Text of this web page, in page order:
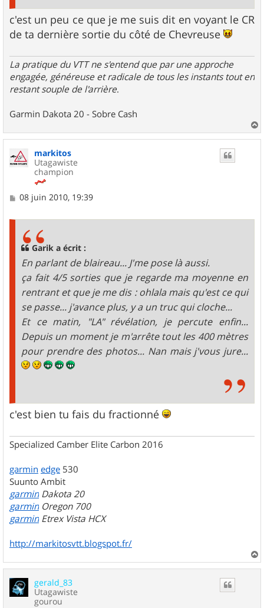
c'est un peu ce que je me suis dit en voyant le CR
de ta dernière sortie du côté de Chevreuse
La pratique du VTT ne s'entend que par une approche
engagée, généreuse et radicale de tous les instants tout en
restant souple de l'arrière.
Garmin Dakota 20 - Sobre Cash
a
markitos
Utagawiste
champion
M
08 juin 2010, 19:39
Garik a écrit :
En parlant de blaireau... J'me pose là aussi.
ça fait 4/5 sorties que je regarde ma moyenne en
rentrant et que je me dis : ohlala mais qu'est ce qui
se passe... j'avance plus, y a un truc qui cloche...
Et ce matin, "LA" révélation, je percute enfin...
Depuis un moment je m'arrête tout les 400 mètres
pour prendre des photos... Nan mais j'vous jure...
c'est bien tu fais du fractionné
Specialized Camber Elite Carbon 2016
garmin edge 530
Suunto Ambit
garmin Dakota 20
garmin Oregon 700
garmin Etrex Vista HCX
http://markitosvtt.blogspot.fr/
a
gerald_83
Utagawiste
gourou